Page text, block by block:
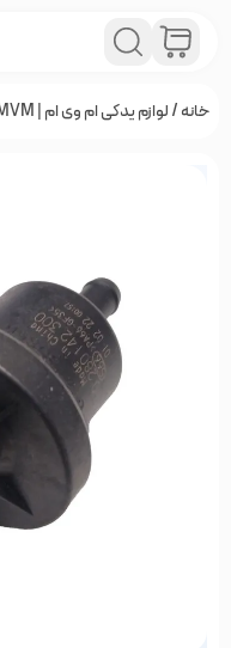
خانه/لوازم یدکی ام وی ام | MVM